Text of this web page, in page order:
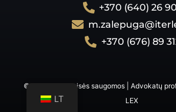
+370 (640) 26
+370 (676) 89
© 2025 Visos teisės saugomos | Advokatų
LEX
LT